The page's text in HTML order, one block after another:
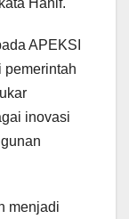
Hanif.
APEKSI
pemerintah
inovasi
menjadi